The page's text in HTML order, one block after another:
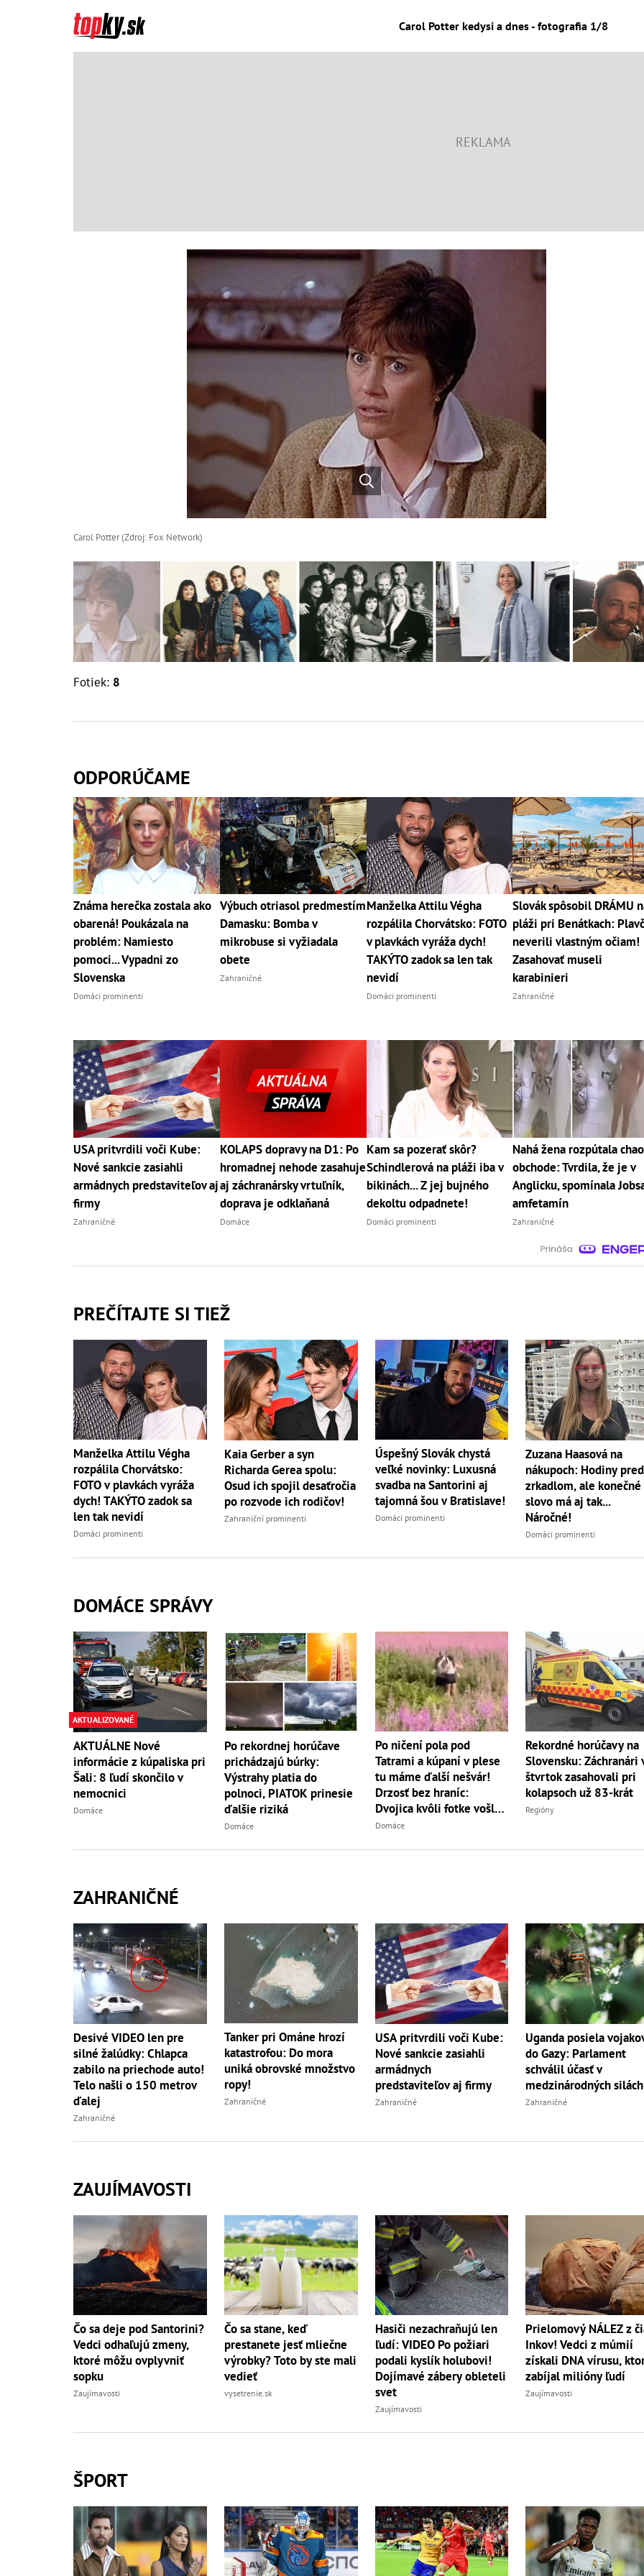
Carol Potter kedysi a dnes - fotografia 1/8
Carol Potter (Zdroj: Fox Network)
Fotiek: 8
ODPORÚČAME
Známa herečka zostala ako
obarená! Poukázala na
problém: Namiesto
pomoci... Vypadni zo
Slovenska
Domáci prominenti
Výbuch otriasol predmestím
Damasku: Bomba v
mikrobuse si vyžiadala
obete
Zahraničné
Manželka Attilu Végha
rozpálila Chorvátsko: FOTO
v plavkách vyráža dych!
TAKÝTO zadok sa len tak
nevidí
Domáci prominenti
Slovák spôsobil DRÁMU
pláži pri Benátkach:
neverili vlastným očiam!
Zasahovať museli
karabinieri
Zahraničné
USA pritvrdili voči Kube:
Nové sankcie zasiahli
armádnych predstaviteľov aj
firmy
Zahraničné
KOLAPS dopravy na D1: Po
hromadnej nehode zasahuje
aj záchranársky vrtuľník,
doprava je odklaňaná
Domáce
Kam sa pozerať skôr?
Schindlerová na pláži iba v
bikinách... Z jej bujného
dekoltu odpadnete!
Domáci prominenti
Nahá žena rozpútala
obchode: Tvrdila, že je v
Anglicku, spomínala
amfetamín
Zahraničné
PREČÍTAJTE SI TIEŽ
Manželka Attilu Végha
rozpálila Chorvátsko:
FOTO v plavkách vyráža
dych! TAKÝTO zadok sa
len tak nevidí
Domáci prominenti
Kaia Gerber a syn
Richarda Gerea spolu:
Osud ich spojil desaťročia
po rozvode ich rodičov!
Zahraniční prominenti
Úspešný Slovák chystá
veľké novinky: Luxusná
svadba na Santorini aj
tajomná šou v Bratislave!
Domáci prominenti
Zuzana Haasová na
nákupoch: Hodiny pred
zrkadlom, ale konečné
slovo má aj tak...
Náročné!
Domáci prominenti
DOMÁCE SPRÁVY
AKTUALIZOVANÉ
AKTUÁLNE Nové
informácie z kúpaliska pri
Šali: 8 ľudí skončilo v
nemocnici
Domáce
Po rekordnej horúčave
prichádzajú búrky:
Výstrahy platia do
polnoci, PIATOK prinesie
ďalšie riziká
Domáce
Po ničení pola pod
Tatrami a kúpaní v plese
tu máme ďalší nešvár!
Drzosť bez hraníc:
Dvojica kvôli fotke vošla
do...
Domáce
Rekordné horúčavy na
Slovensku: Záchranári
štvrtok zasahovali pri
kolapsoch už 83-krát
Regióny
ZAHRANIČNÉ
Desivé VIDEO len pre
silné žalúdky: Chlapca
zabilo na priechode auto!
Telo našli o 150 metrov
ďalej
Zahraničné
Tanker pri Ománe hrozí
katastrofou: Do mora
uniká obrovské množstvo
ropy!
Zahraničné
USA pritvrdili voči Kube:
Nové sankcie zasiahli
armádnych
predstaviteľov aj firmy
Zahraničné
Uganda posiela
do Gazy: Parlament
schválil účasť v
medzinárodných silách
Zahraničné
ZAUJÍMAVOSTI
Čo sa deje pod Santorini?
Vedci odhaľujú zmeny,
ktoré môžu ovplyvniť
sopku
Zaujímavosti
Čo sa stane, keď
prestanete jesť mliečne
výrobky? Toto by ste mali
vedieť
vysetrenie.sk
Hasiči nezachraňujú len
ľudí: VIDEO Po požiari
podali kyslík holubovi!
Dojímavé zábery obleteli
svet
Zaujímavosti
Prielomový NÁLEZ z
Inkov! Vedci z múmií
získali DNA vírusu,
zabíjal milióny ľudí
Zaujímavosti
ŠPORT